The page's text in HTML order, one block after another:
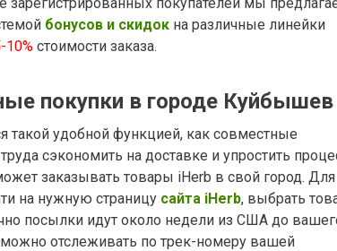
бонусов и скидок на различные линейки
10% стоимости заказа.
покупки в городе Куйбышев
такой удобной функцией, как совместные
сэкономить на доставке и упростить
заказывать товары iHerb в свой город. Для
на нужную страницу сайта iHerb, выбрать
посылки идут около недели из США до
отслеживать по трек-номеру вашей